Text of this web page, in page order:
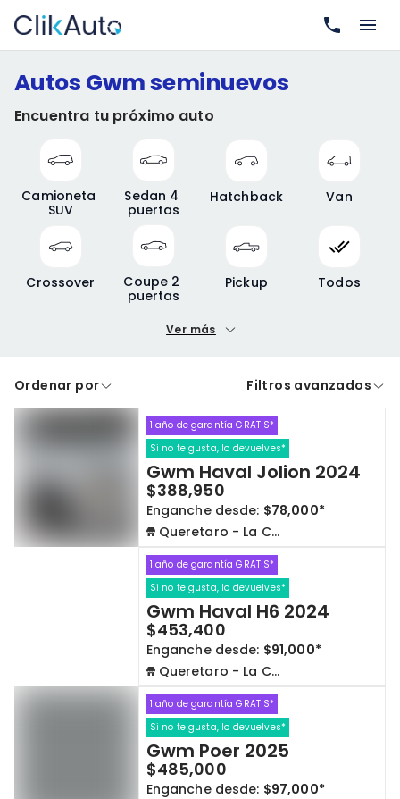
Autos Gwm seminuevos
Encuentra tu próximo auto
Camioneta
SUV
Sedan 4
puertas
Hatchback Van
Crossover
Coupe 2
puertas
Pickup Todos
Precio máximo
A crédito De contado
Cdmx y Edo Mex Querétaro
Con garantía
Borrar todo
Ver más
Ordenar por Filtros avanzados
1 año de garantía GRATIS*
Si no te gusta, lo devuelves*
Gwm Haval Jolion 2024
$388,950
Enganche desde: $78,000*
Queretaro - La Capilla
1 año de garantía GRATIS*
Si no te gusta, lo devuelves*
Gwm Haval H6 2024
$453,400
Enganche desde: $91,000*
Queretaro - La Capilla
1 año de garantía GRATIS*
Si no te gusta, lo devuelves*
Gwm Poer 2025
$485,000
Enganche desde: $97,000*